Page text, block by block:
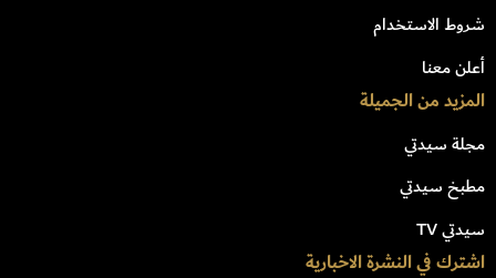
شروط الاستخدام
أعلن معنا
المزيد من الجميلة
مجلة سيدتي
مطبخ سيدتي
سيدتي TV
اشترك في النشرة الاخبارية